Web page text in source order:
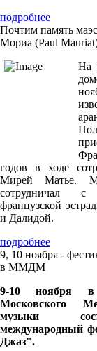
подробнее
Почтим память
Мориа (Paul
На
годов в ходе
Мирей Матье.
сотрудничал с
французской
и Далидой.
подробнее
9, 10 ноября -
в ММДМ
9-10 ноября в
Московского
музыки
международный
Джаз".